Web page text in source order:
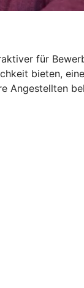
für
bieten,
Angestellten